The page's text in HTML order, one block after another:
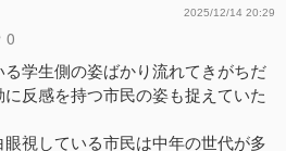
0
2025/12/14 20:29
る学生側の姿ばかり流れてきがちだ
反感を持つ市民の姿も捉えていた
視している市民は中年の世代が多